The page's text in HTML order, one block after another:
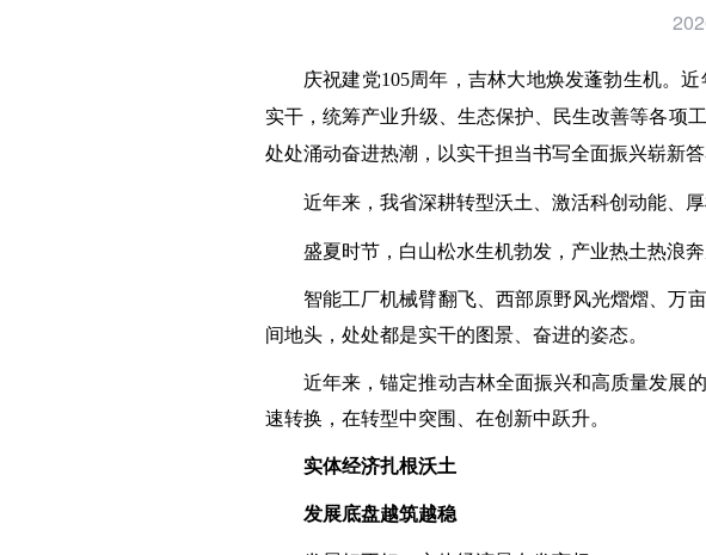
庆祝建党105周年，吉林大地焕发蓬勃生机。
实干，统筹产业升级、生态保护、民生改善等各项
处处涌动奋进热潮，以实干担当书写全面振兴崭新答
近年来，我省深耕转型沃土、激活科创动能、
盛夏时节，白山松水生机勃发，产业热土热浪奔
智能工厂机械臂翻飞、西部原野风光熠熠、
间地头，处处都是实干的图景、奋进的姿态。
近年来，锚定推动吉林全面振兴和高质量发展
速转换，在转型中突围、在创新中跃升。
实体经济扎根沃土
发展底盘越筑越稳